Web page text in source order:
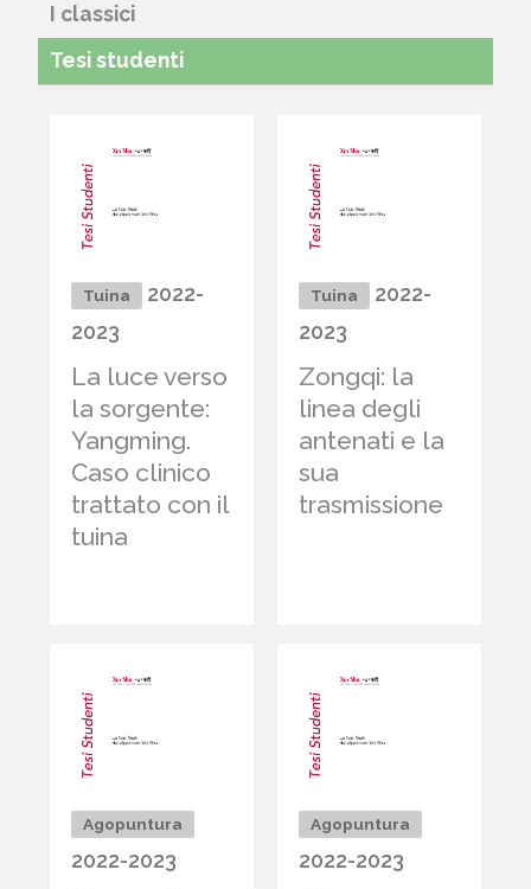
I classici
Tesi studenti
Tuina
2022-
2023
La luce verso
la sorgente:
Yangming.
Caso clinico
trattato con il
tuina
Tuina
2022-
2023
Zongqi: la
linea degli
antenati e la
sua
trasmissione
Agopuntura
2022-2023
Agopuntura
2022-2023